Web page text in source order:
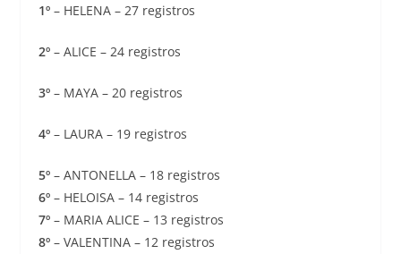
1º– HELENA – 27 registros
2º– ALICE – 24 registros
3º– MAYA – 20 registros
4º– LAURA – 19 registros
5º– ANTONELLA – 18 registros
6º– HELOISA – 14 registros
7º– MARIA ALICE – 13 registros
8º– VALENTINA – 12 registros